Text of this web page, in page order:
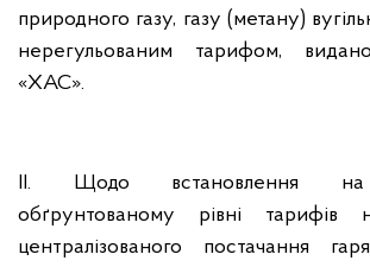
природного газу, газу (метану)
нерегульованим тарифом,
«ХАС».
ІІ. Щодо встановлення на
обґрунтованому рівні
централізованого постачання